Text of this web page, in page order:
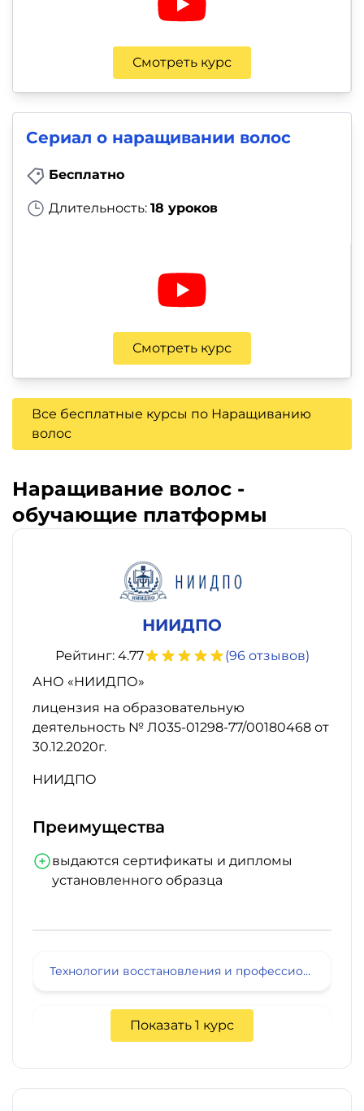
Смотреть курс
Сериал о наращивании волос
Бесплатно
Длительность: 18 уроков
Смотреть курс
Все бесплатные курсы по Наращиванию
волос
Наращивание волос -
обучающие платформы
НИИДПО
Рейтинг: 4.77
(96 отзывов)
АНО «НИИДПО»
лицензия на образовательную
деятельность № Л035-01298-77/00180468 от
30.12.2020г.
НИИДПО
Преимущества
выдаются сертификаты и дипломы
установленного образца
Технологии восстановления и профессионального ухода за волосами
11 200 руб.
Показать 1 курс